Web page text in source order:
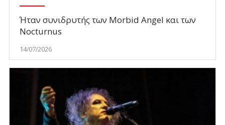
Ήταν συνιδρυτής των Morbid Angel και των
Nocturnus
14/07/2026